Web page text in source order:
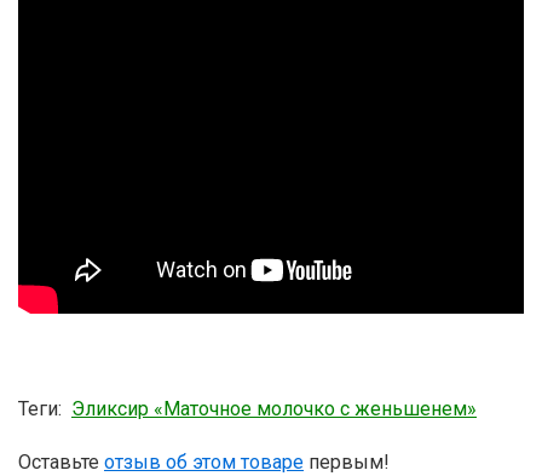
Теги: Эликсир «Маточное молочко с женьшенем»
Оставьте отзыв об этом товаре первым!